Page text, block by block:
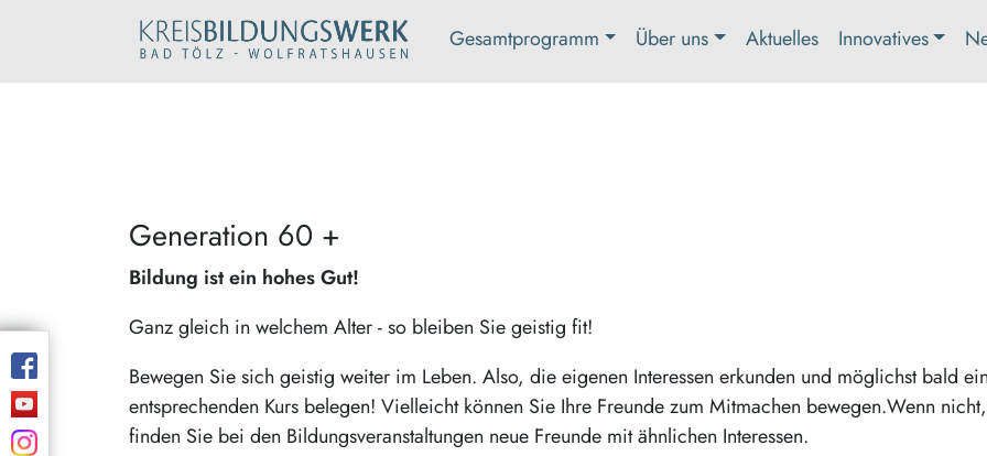
Gesamtprogramm Über uns Aktuelles Innovatives
Generation 60 +
Bildung ist ein hohes Gut!
Ganz gleich in welchem Alter - so bleiben Sie geistig fit!
Bewegen Sie sich geistig weiter im Leben. Also, die eigenen Interessen erkunden und möglichst bald
entsprechenden Kurs belegen! Vielleicht können Sie Ihre Freunde zum Mitmachen bewegen.Wenn
finden Sie bei den Bildungsveranstaltungen neue Freunde mit ähnlichen Interessen.